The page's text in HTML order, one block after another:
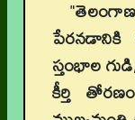
"
పేరనడానికి
స్తంభాల
కీర్తి